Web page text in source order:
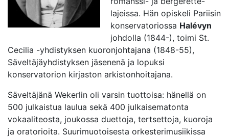
lajeissa. Hän opiskeli Pariisin
konservatoriossa Halévyn
johdolla (1844-), toimi St.
Cecilia -yhdistyksen kuoronjohtajana (1848-55),
Säveltäjäyhdistyksen jäsenenä ja lopuksi
konservatorion kirjaston arkistonhoitajana.
Säveltäjänä Wekerlin oli varsin tuottoisa: hänellä on
500 julkaistua laulua sekä 400 julkaisematonta
vokaaliteosta, joukossa duettoja, tertsettoja, kuoroja
ja oratorioita. Suurimuotoisesta orkesterimusiikissa